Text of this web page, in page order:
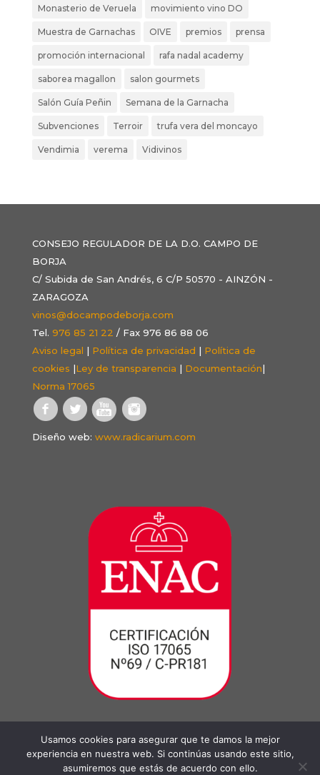
Monasterio de Veruela movimiento vino DO
Muestra de Garnachas OIVE premios prensa
promoción internacional rafa nadal academy
saborea magallon salon gourmets
Salón Guía Peñin Semana de la Garnacha
Subvenciones Terroir trufa vera del moncayo
Vendimia verema Vidivinos
CONSEJO REGULADOR DE LA D.O. CAMPO DE
BORJA
C/ Subida de San Andrés, 6 C/P 50570 - AINZÓN -
ZARAGOZA
vinos@docampodeborja.com
Tel. 976 85 21 22 / Fax 976 86 88 06
Aviso legal | Política de privacidad | Política de
cookies |Ley de transparencia | Documentación|
Norma 17065
Diseño web: www.radicarium.com
Usamos cookies para asegurar que te damos la mejor
experiencia en nuestra web. Si continúas usando este sitio,
asumiremos que estás de acuerdo con ello.